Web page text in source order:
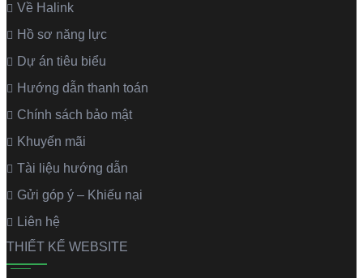
Về Halink
Hồ sơ năng lực
Dự án tiêu biểu
Hướng dẫn thanh toán
Chính sách bảo mật
Khuyến mãi
Tài liệu hướng dẫn
Gửi góp ý – Khiếu nại
Liên hệ
THIẾT KẾ WEBSITE